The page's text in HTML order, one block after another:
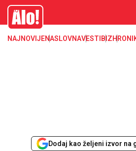
Zanimljivosti
Alo
NAJNOVIJENASLOVNAVESTI BIZ
Dodaj kao željeni izvor na